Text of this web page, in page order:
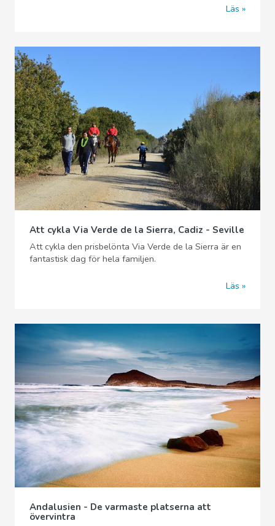
Läs
Att cykla Via Verde de la Sierra, Cadiz - Seville
Att cykla den prisbelönta Via Verde de la Sierra är en
fantastisk dag för hela familjen.
Läs
Andalusien - De varmaste platserna att
övervintra